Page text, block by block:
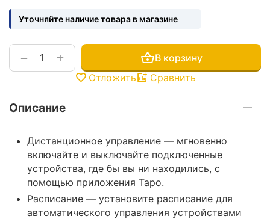
Уточняйте наличие товара в магазине
+
−
В корзину
Отложить
Сравнить
Описание
Дистанционное управление — мгновенно
включайте и выключайте подключенные
устройства, где бы вы ни находились, с
помощью приложения Tapo.
Расписание — установите расписание для
автоматического управления устройствами